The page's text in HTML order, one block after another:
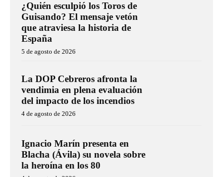
¿Quién esculpió los Toros de
Guisando? El mensaje vetón
que atraviesa la historia de
España
5 de agosto de 2026
La DOP Cebreros afronta la
vendimia en plena evaluación
del impacto de los incendios
4 de agosto de 2026
Ignacio Marín presenta en
Blacha (Ávila) su novela sobre
la heroína en los 80